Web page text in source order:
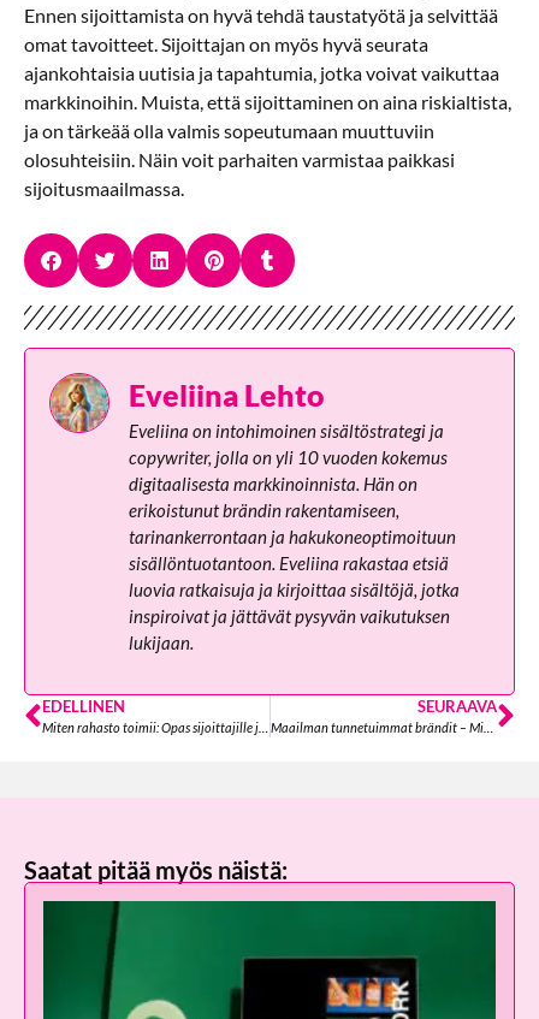
Ennen sijoittamista on hyvä tehdä taustatyötä ja selvittää
omat tavoitteet. Sijoittajan on myös hyvä seurata
ajankohtaisia uutisia ja tapahtumia, jotka voivat vaikuttaa
markkinoihin. Muista, että sijoittaminen on aina riskialtista,
ja on tärkeää olla valmis sopeutumaan muuttuviin
olosuhteisiin. Näin voit parhaiten varmistaa paikkasi
sijoitusmaailmassa.
Eveliina Lehto
Eveliina on intohimoinen sisältöstrategi ja
copywriter, jolla on yli 10 vuoden kokemus
digitaalisesta markkinoinnista. Hän on
erikoistunut brändin rakentamiseen,
tarinankerrontaan ja hakukoneoptimoituun
sisällöntuotantoon. Eveliina rakastaa etsiä
luovia ratkaisuja ja kirjoittaa sisältöjä, jotka
inspiroivat ja jättävät pysyvän vaikutuksen
lukijaan.
EDELLINEN SEURAAVA
Maailman tunnetuimmat brändit – Mikä tekee niistä erityisiä?
Saatat pitää myös näistä: